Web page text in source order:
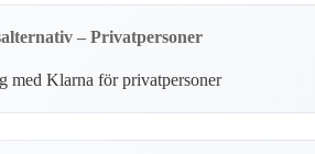
– Privatpersoner